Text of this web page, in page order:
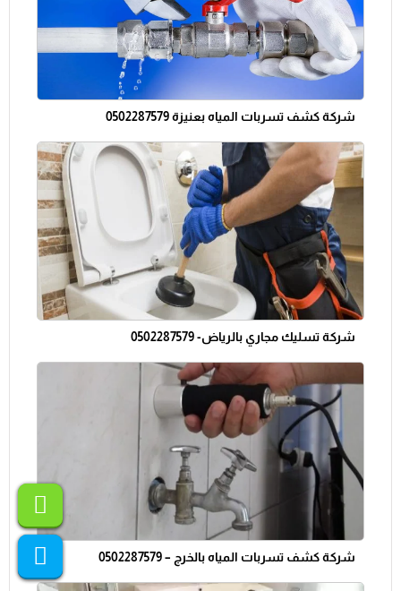
شركة كشف تسربات المياه بعنيزة 0502287579
شركة تسليك مجاري بالرياض- 0502287579
شركة كشف تسربات المياه بالخرج – 0502287579